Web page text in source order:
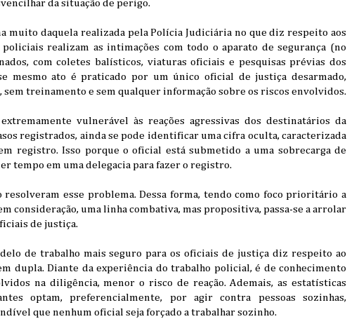
da situação de perigo.
muito daquela realizada pela Polícia Judiciária no que diz respeito aos
realizam as intimações com todo o aparato de segurança (no
com coletes balísticos, viaturas oficiais e pesquisas prévias dos
mesmo ato é praticado por um único oficial de justiça desarmado,
treinamento e sem qualquer informação sobre os riscos envolvidos.
vulnerável às reações agressivas dos destinatários da
registrados, ainda se pode identificar uma cifra oculta, caracterizada
registro. Isso porque o oficial está submetido a uma sobrecarga de
tempo em uma delegacia para fazer o registro.
esse problema. Dessa forma, tendo como foco prioritário a
consideração, uma linha combativa, mas propositiva, passa-se a arrolar
de justiça.
de trabalho mais seguro para os oficiais de justiça diz respeito ao
dupla. Diante da experiência do trabalho policial, é de conhecimento
na diligência, menor o risco de reação. Ademais, as estatísticas
optam, preferencialmente, por agir contra pessoas sozinhas,
que nenhum oficial seja forçado a trabalhar sozinho.